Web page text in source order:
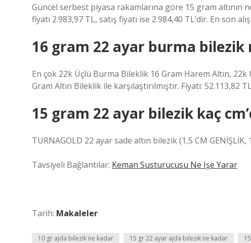
Güncel serbest piyasa rakamlarına göre 15 gram
fiyatı 2.983,97 TL, satış fiyatı ise 2.984,40 TL’dir. En son
16 gram 22 ayar burma bilezik
En çok 22k Üçlü Burma Bileklik 16 Gram Harem Altın,
Gram Altın Bileklik ile karşılaştırılmıştır. Fiyatı: 52.113,82
15 gram 22 ayar bilezik kaç
TURNAGOLD 22 ayar sade altın bilezik (1,5 CM GENİŞLİK,
Tavsiyeli Bağlantılar: Keman Susturucusu Ne Işe Yarar
Tarih: Makaleler
10 gr ajda bilezik ne kadar 15 gr 22 ayar ajda bilezik ne kadar